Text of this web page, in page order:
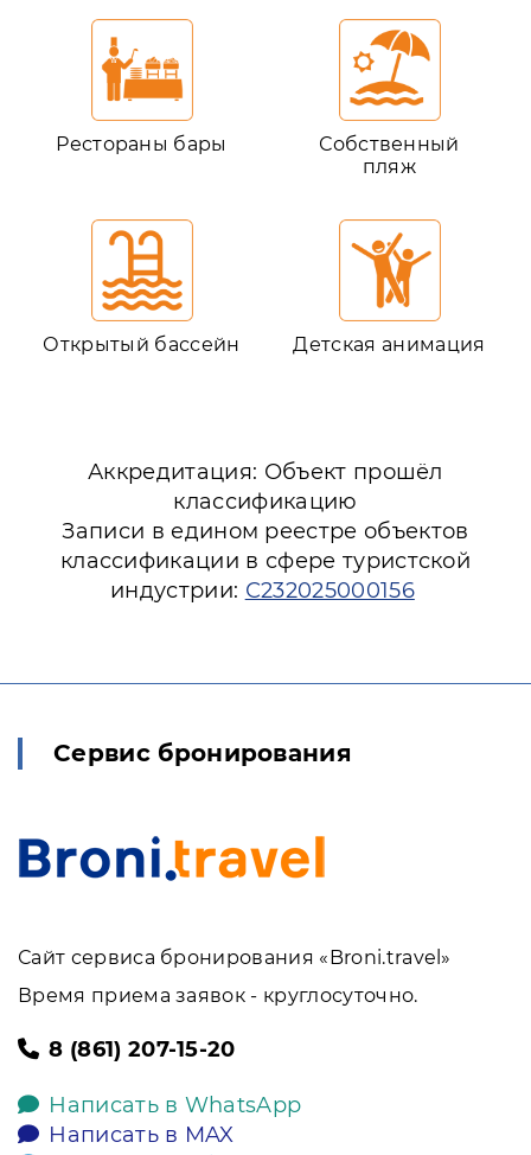
Рестораны бары
Собственный
пляж
Открытый бассейн Детская анимация
Аккредитация: Объект прошёл
классификацию
Записи в едином реестре объектов
классификации в сфере туристской
индустрии: С232025000156
Сервис бронирования
Сайт сервиса бронирования «Broni.travel»
Время приема заявок - круглосуточно.
8 (861) 207-15-20
Написать в WhatsApp
Написать в MAX